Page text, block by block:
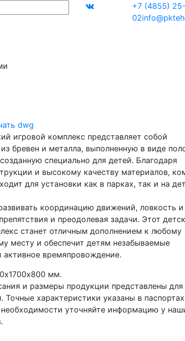
+7 (4855)
02
dwg
игровой комплекс представляет собой
бревен и металла, выполненную в виде
специально для детей. Благодаря
и высокому качеству материалов,
для установки как в парках, так и на
координацию движений, ловкость и
и преодолевая задачи. Этот
станет отличным дополнением к любому
месту и обеспечит детям незабываемые
активное времяпровождение.
мм.
и размеры продукции представлены для
Точные характеристики указаны в паспортах
уточняйте информацию у